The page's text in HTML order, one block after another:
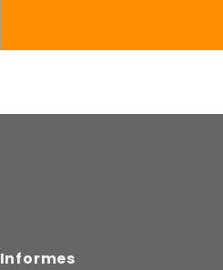
Informes